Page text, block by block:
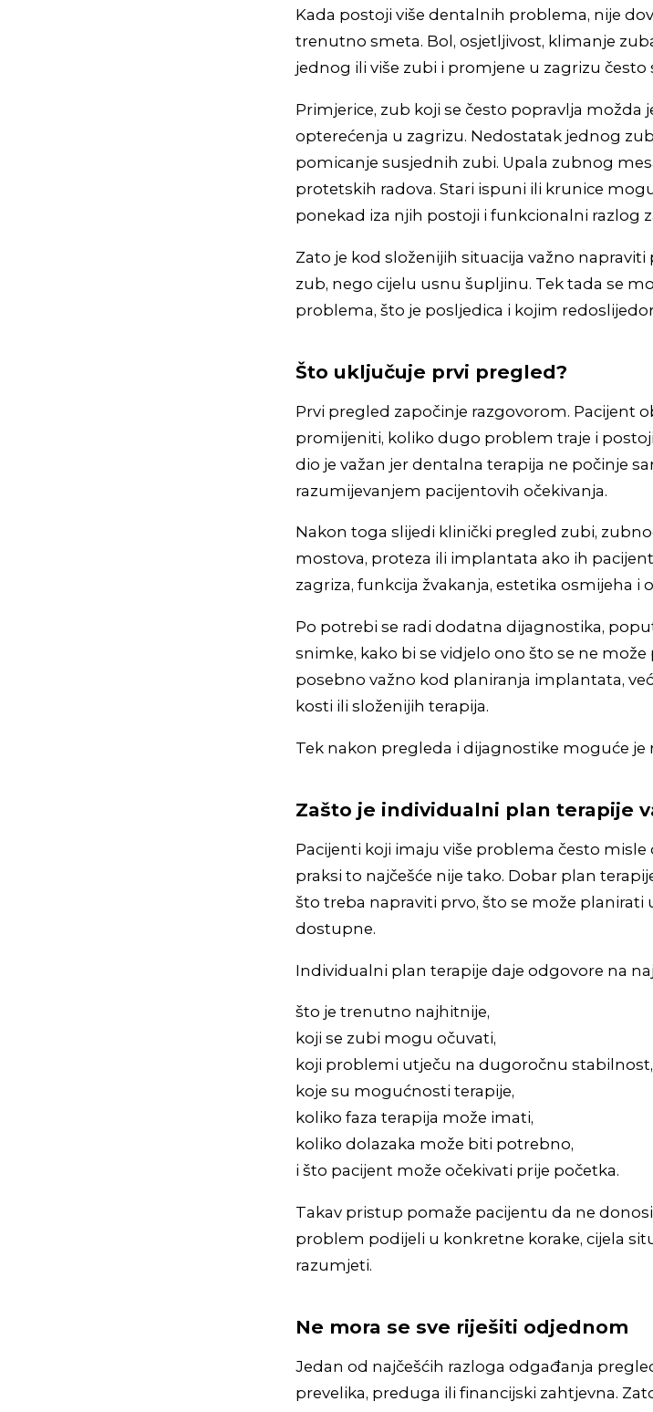
Kada postoji više dentalnih problema, nije
trenutno smeta. Bol, osjetljivost, klimanje
jednog ili više zubi i promjene u zagrizu
Primjerice, zub koji se često popravlja možda
opterećenja u zagrizu. Nedostatak jednog
pomicanje susjednih zubi. Upala zubnog
protetskih radova. Stari ispuni ili krunice
ponekad iza njih postoji i funkcionalni razlog
Zato je kod složenijih situacija važno
zub, nego cijelu usnu šupljinu. Tek tada se
problema, što je posljedica i kojim
Što uključuje prvi pregled?
Prvi pregled započinje razgovorom. Pacijent
promijeniti, koliko dugo problem traje i
dio je važan jer dentalna terapija ne počinje
razumijevanjem pacijentovih očekivanja.
Nakon toga slijedi klinički pregled zubi,
mostova, proteza ili implantata ako ih
zagriza, funkcija žvakanja, estetika osmijeha i
Po potrebi se radi dodatna dijagnostika,
snimke, kako bi se vidjelo ono što se ne
posebno važno kod planiranja implantata,
kosti ili složenijih terapija.
Tek nakon pregleda i dijagnostike moguće
Zašto je individualni plan terapije
Pacijenti koji imaju više problema često misle
praksi to najčešće nije tako. Dobar plan
što treba napraviti prvo, što se može planirati
dostupne.
Individualni plan terapije daje odgovore na
što je trenutno najhitnije,
koji se zubi mogu očuvati,
koji problemi utječu na dugoročnu stabilnost,
koje su mogućnosti terapije,
koliko faza terapija može imati,
koliko dolazaka može biti potrebno,
i što pacijent može očekivati prije početka.
Takav pristup pomaže pacijentu da ne
problem podijeli u konkretne korake, cijela
razumjeti.
Ne mora se sve riješiti odjednom
Jedan od najčešćih razloga odgađanja
prevelika, preduga ili financijski zahtjevna.